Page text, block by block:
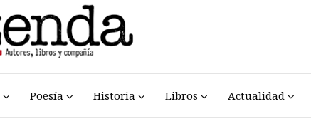
Poesía Historia Libros Actualidad